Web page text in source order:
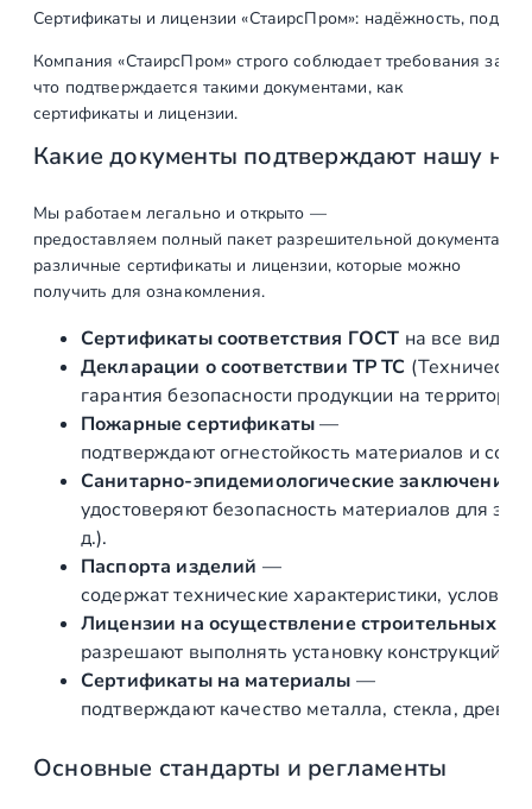
о
а
р
а
Д
в
о
д
ч
в
Сертификаты и лицензии «СтаирсПром»: надёжность,
Компания «СтаирсПром» строго соблюдает требования
что подтверждается такими документами, как
сертификаты и лицензии.
Какие документы подтверждают нашу
Мы работаем легально и открыто —
предоставляем полный пакет разрешительной
различные сертификаты и лицензии, которые можно
получить для ознакомления.
Сертификаты соответствия ГОСТ на все виды
Декларации о соответствии ТР ТС
гарантия безопасности продукции на
Пожарные сертификаты—
подтверждают огнестойкость материалов и
Санитарно‑эпидемиологические заключения
удостоверяют безопасность материалов для
д.).
Паспорта изделий —
содержат технические характеристики,
Лицензии на осуществление строительных и
разрешают выполнять установку конструкций
Сертификаты на материалы —
подтверждают качество металла, стекла,
Основные стандарты и регламенты